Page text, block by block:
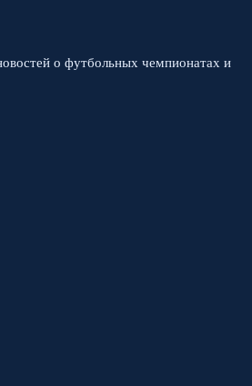
о футбольных чемпионатах и